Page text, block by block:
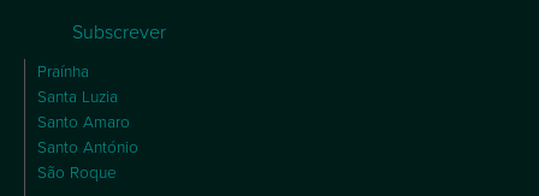
Subscrever
Praínha
Santa Luzia
Santo Amaro
Santo António
São Roque